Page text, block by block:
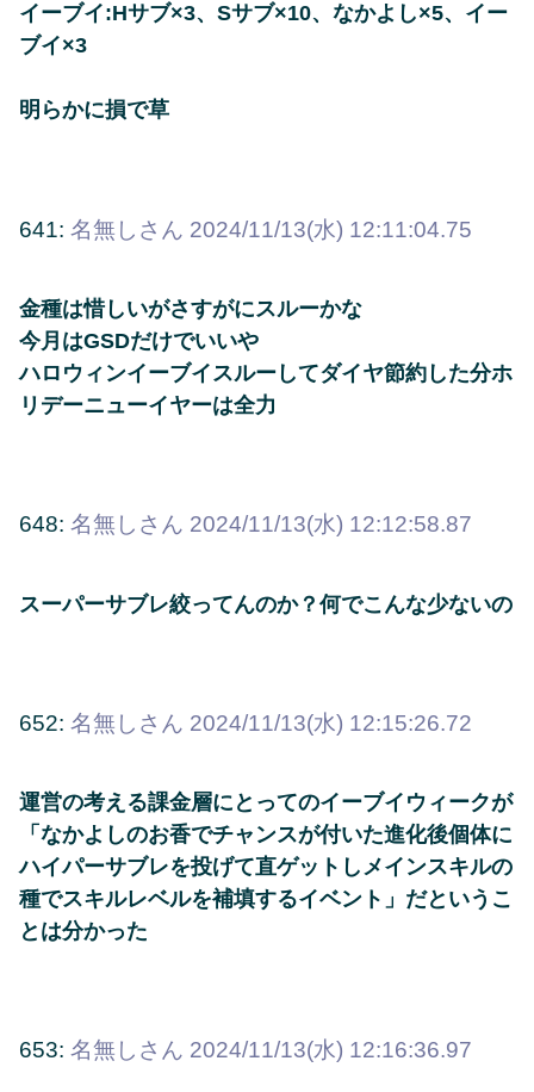
イーブイ:Hサブ×3、Sサブ×10、なかよし×5、イー
ブイ×3
明らかに損で草
641: 名無しさん 2024/11/13(水) 12:11:04.75
金種は惜しいがさすがにスルーかな
今月はGSDだけでいいや
ハロウィンイーブイスルーしてダイヤ節約した分ホ
リデーニューイヤーは全力
648: 名無しさん 2024/11/13(水) 12:12:58.87
スーパーサブレ絞ってんのか？何でこんな少ないの
652: 名無しさん 2024/11/13(水) 12:15:26.72
運営の考える課金層にとってのイーブイウィークが
「なかよしのお香でチャンスが付いた進化後個体に
ハイパーサブレを投げて直ゲットしメインスキルの
種でスキルレベルを補填するイベント」だというこ
とは分かった
653: 名無しさん 2024/11/13(水) 12:16:36.97